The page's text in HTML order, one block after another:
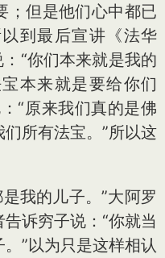
；但是他们心中都已
到最后宣讲《法华
“你们本来就是我的
本来就是要给你们
“原来我们真的是佛
所有法宝。”所以这
我的儿子。”大阿罗
诉穷子说：“你就当
”以为只是这样相认